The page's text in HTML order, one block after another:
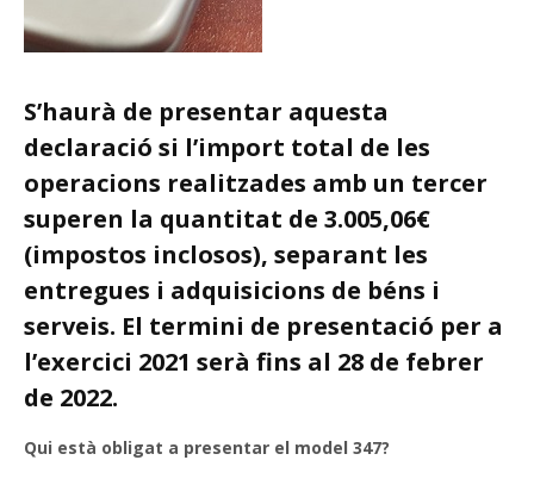
S’haurà de presentar aquesta
declaració si l’import total de les
operacions realitzades amb un tercer
superen la quantitat de 3.005,06€
(impostos inclosos), separant les
entregues i adquisicions de béns i
serveis. El termini de presentació per a
l’exercici 2021 serà fins al 28 de febrer
de 2022.
Qui està obligat a presentar el model 347?